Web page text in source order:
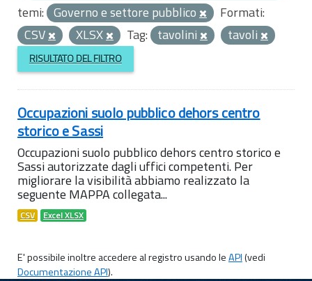
temi: Governo e settore pubblico
Formati:
CSV
XLSX Tag: tavolini tavoli
RISULTATO DEL FILTRO
Occupazioni suolo pubblico dehors centro
storico e Sassi
Occupazioni suolo pubblico dehors centro storico e
Sassi autorizzate dagli uffici competenti. Per
migliorare la visibilità abbiamo realizzato la
seguente MAPPA collegata...
CSV Excel XLSX
E' possibile inoltre accedere al registro usando leAPI(vedi
Documentazione API).